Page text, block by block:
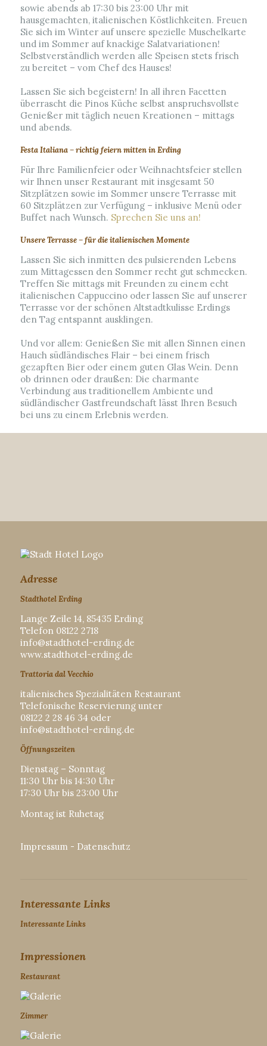
sowie abends ab 17:30 bis 23:00 Uhr mit
hausgemachten, italienischen Köstlichkeiten. Freuen
Sie sich im Winter auf unsere spezielle Muschelkarte
und im Sommer auf knackige Salatvariationen!
Selbstverständlich werden alle Speisen stets frisch
zu bereitet – vom Chef des Hauses!
Lassen Sie sich begeistern! In all ihren Facetten
überrascht die Pinos Küche selbst anspruchsvollste
Genießer mit täglich neuen Kreationen – mittags
und abends.
Festa Italiana – richtig feiern mitten in Erding
Für Ihre Familienfeier oder Weihnachtsfeier stellen
wir Ihnen unser Restaurant mit insgesamt 50
Sitzplätzen sowie im Sommer unsere Terrasse mit
60 Sitzplätzen zur Verfügung – inklusive Menü oder
Buffet nach Wunsch. Sprechen Sie uns an!
Unsere Terrasse – für die italienischen Momente
Lassen Sie sich inmitten des pulsierenden Lebens
zum Mittagessen den Sommer recht gut schmecken.
Treffen Sie mittags mit Freunden zu einem echt
italienischen Cappuccino oder lassen Sie auf unserer
Terrasse vor der schönen Altstadtkulisse Erdings
den Tag entspannt ausklingen.
Und vor allem: Genießen Sie mit allen Sinnen einen
Hauch südländisches Flair – bei einem frisch
gezapften Bier oder einem guten Glas Wein. Denn
ob drinnen oder draußen: Die charmante
Verbindung aus traditionellem Ambiente und
südländischer Gastfreundschaft lässt Ihren Besuch
bei uns zu einem Erlebnis werden.
Adresse
Stadthotel Erding
Lange Zeile 14, 85435 Erding
Telefon 08122 2718
info@stadthotel-erding.de
www.stadthotel-erding.de
Trattoria dal Vecchio
italienisches Spezialitäten Restaurant
Telefonische Reservierung unter
08122 2 28 46 34 oder
info@stadthotel-erding.de
Öffnungszeiten
Dienstag – Sonntag
11:30 Uhr bis 14:30 Uhr
17:30 Uhr bis 23:00 Uhr
Montag ist Ruhetag
Impressum - Datenschutz
Interessante Links
Interessante Links
Impressionen
Restaurant
Zimmer